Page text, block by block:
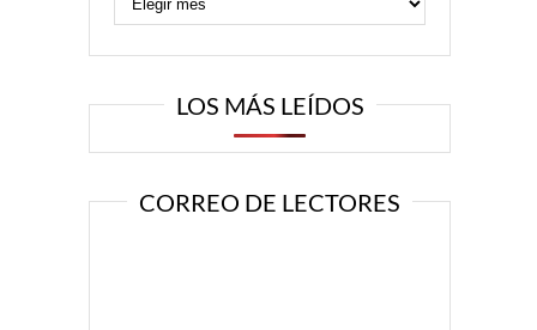
LOS MÁS LEÍDOS
CORREO DE LECTORES